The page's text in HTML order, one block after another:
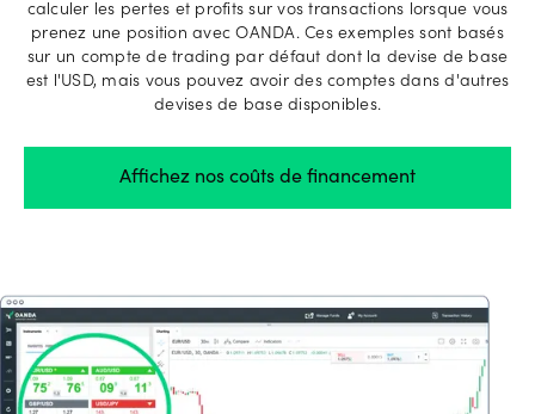
Explore
more
Langues
calculer les pertes et profits sur vos transactions lorsque vous
prenez une position avec OANDA. Ces exemples sont basés
sur un compte de trading par défaut dont la devise de base
est l'USD, mais vous pouvez avoir des comptes dans d'autres
devises de base disponibles.
Affichez nos coûts de financement